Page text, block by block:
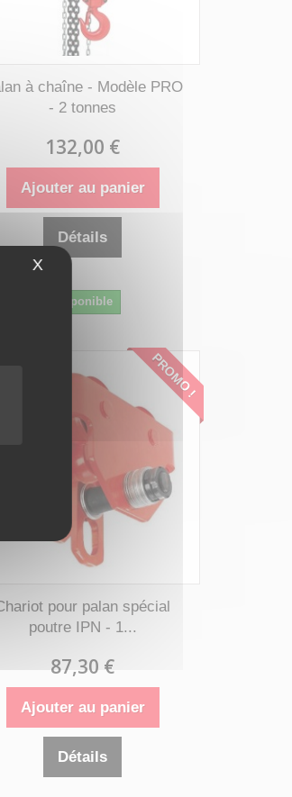
X Masquer le bandeau des cookies
à chaîne - Modèle PRO
- 2 tonnes
132,00 €
Ajouter au panier
Détails
Disponible
PROMO !
pour palan spécial
poutre IPN - 1...
87,30 €
Ajouter au panier
Détails